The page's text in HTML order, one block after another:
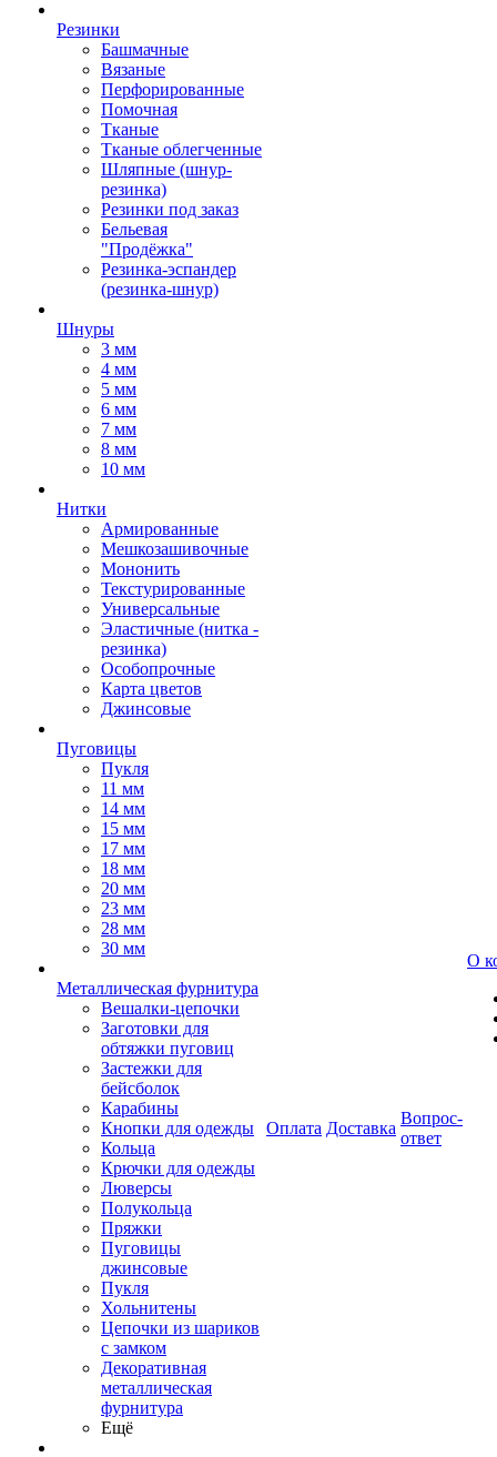
Резинки
Башмачные
Вязаные
Перфорированные
Помочная
Тканые
Тканые облегченные
Шляпные (шнур-
резинка)
Резинки под заказ
Бельевая
"Продёжка"
Резинка-эспандер
(резинка-шнур)
Шнуры
3 мм
4 мм
5 мм
6 мм
7 мм
8 мм
10 мм
Нитки
Армированные
Мешкозашивочные
Мононить
Текстурированные
Универсальные
Эластичные (нитка -
резинка)
Особопрочные
Карта цветов
Джинсовые
Пуговицы
Пукля
11 мм
14 мм
15 мм
17 мм
18 мм
20 мм
23 мм
28 мм
30 мм
Металлическая фурнитура
Вешалки-цепочки
Заготовки для
обтяжки пуговиц
Застежки для
бейсболок
Карабины
Кнопки для одежды
Кольца
Крючки для одежды
Люверсы
Полукольца
Пряжки
Пуговицы
джинсовые
Пукля
Хольнитены
Цепочки из шариков
с замком
Декоративная
металлическая
фурнитура
Ещё
Оплата Доставка
Вопрос-
ответ
О